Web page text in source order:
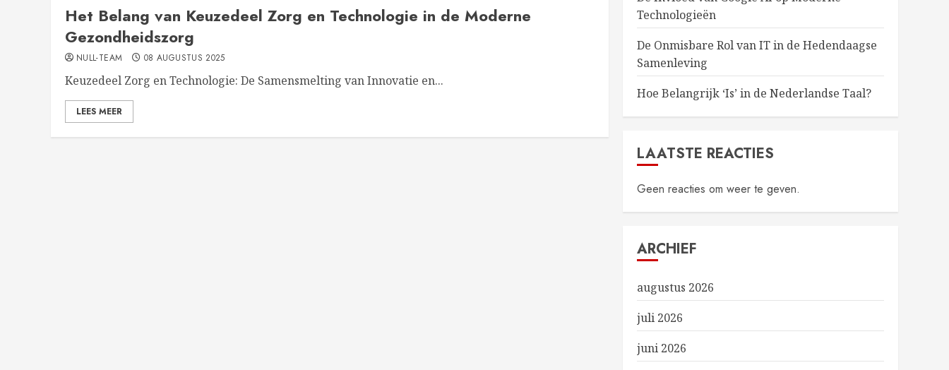
Het Belang van Keuzedeel Zorg en Technologie in de Moderne
Gezondheidszorg
NULL-TEAM 08 AUGUSTUS 2025
Keuzedeel Zorg en Technologie: De Samensmelting van Innovatie en...
LEES MEER
Technologieën
De Onmisbare Rol van IT in de Hedendaagse
Samenleving
Hoe Belangrijk ‘Is’ in de Nederlandse Taal?
LAATSTE REACTIES
Geen reacties om weer te geven.
ARCHIEF
augustus 2026
juli 2026
juni 2026